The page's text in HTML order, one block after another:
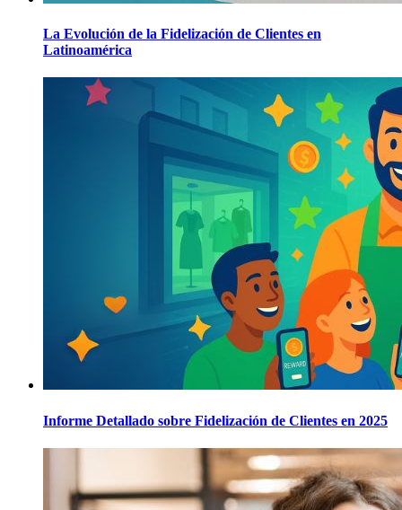
La Evolución de la Fidelización de Clientes en
Latinoamérica
Informe Detallado sobre Fidelización de Clientes en 2025